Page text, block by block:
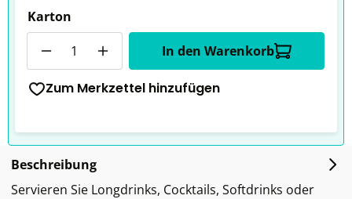
Karton
In den Warenkorb
Zum Merkzettel hinzufügen
Beschreibung
Servieren Sie Longdrinks, Cocktails, Softdrinks oder